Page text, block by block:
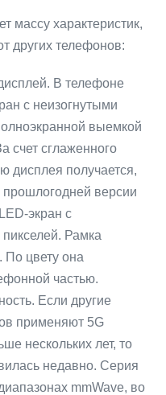
массу характеристик,
других телефонов:
В телефоне
с неизогнутыми
выемкой
счет сглаженного
дисплея получается,
версии
экран с
Рамка
цвету она
частью.
Если другие
применяют 5G
нескольких лет, то
недавно. Серия
mmWave, во